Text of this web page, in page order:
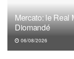
Mercato: le Real
Diomandé
06/08/2026